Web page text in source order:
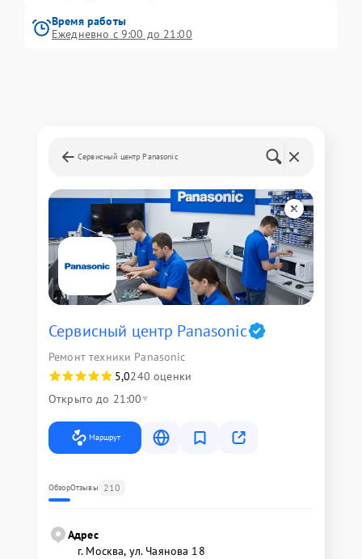
Время работы
Ежедневно с 9:00 до 21:00
Сервисный центр Panasonic
Сервисный центр Panasonic
Ремонт техники Panasonic
5,0240 оценки
Открыто до 21:00
Маршрут
ОбзорОтзывы 210
Адрес
г. Москва, ул. Чаянова 18